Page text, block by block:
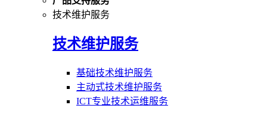
技术维护服务
技术维护服务
基础技术维护服务
主动式技术维护服务
ICT专业技术运维服务